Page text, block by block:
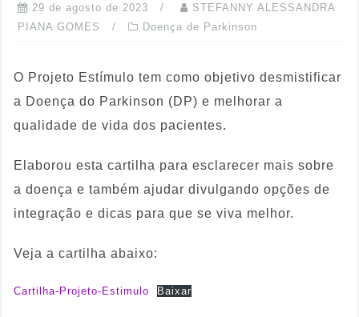
29 de agosto de 2023
STEFANNY ALESSANDRA
PIANA GOMES
Doença de Parkinson
O Projeto Estímulo tem como objetivo desmistificar
a Doença do Parkinson (DP) e melhorar a
qualidade de vida dos pacientes.
Elaborou esta cartilha para esclarecer mais sobre
a doença e também ajudar divulgando opções de
integração e dicas para que se viva melhor.
Veja a cartilha abaixo:
Cartilha-Projeto-Estimulo Baixar